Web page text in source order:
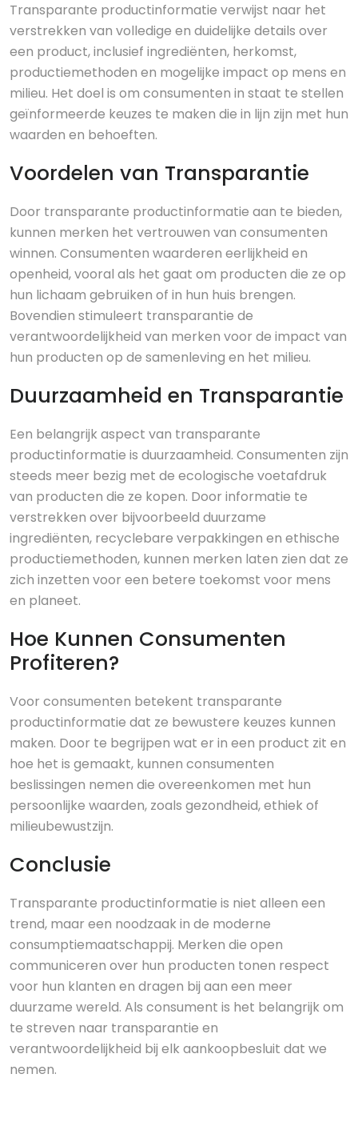
Transparante productinformatie verwijst naar het
verstrekken van volledige en duidelijke details over
een product, inclusief ingrediënten, herkomst,
productiemethoden en mogelijke impact op mens en
milieu. Het doel is om consumenten in staat te stellen
geïnformeerde keuzes te maken die in lijn zijn met hun
waarden en behoeften.
Voordelen van Transparantie
Door transparante productinformatie aan te bieden,
kunnen merken het vertrouwen van consumenten
winnen. Consumenten waarderen eerlijkheid en
openheid, vooral als het gaat om producten die ze op
hun lichaam gebruiken of in hun huis brengen.
Bovendien stimuleert transparantie de
verantwoordelijkheid van merken voor de impact van
hun producten op de samenleving en het milieu.
Duurzaamheid en Transparantie
Een belangrijk aspect van transparante
productinformatie is duurzaamheid. Consumenten zijn
steeds meer bezig met de ecologische voetafdruk
van producten die ze kopen. Door informatie te
verstrekken over bijvoorbeeld duurzame
ingrediënten, recyclebare verpakkingen en ethische
productiemethoden, kunnen merken laten zien dat ze
zich inzetten voor een betere toekomst voor mens
en planeet.
Hoe Kunnen Consumenten
Profiteren?
Voor consumenten betekent transparante
productinformatie dat ze bewustere keuzes kunnen
maken. Door te begrijpen wat er in een product zit en
hoe het is gemaakt, kunnen consumenten
beslissingen nemen die overeenkomen met hun
persoonlijke waarden, zoals gezondheid, ethiek of
milieubewustzijn.
Conclusie
Transparante productinformatie is niet alleen een
trend, maar een noodzaak in de moderne
consumptiemaatschappij. Merken die open
communiceren over hun producten tonen respect
voor hun klanten en dragen bij aan een meer
duurzame wereld. Als consument is het belangrijk om
te streven naar transparantie en
verantwoordelijkheid bij elk aankoopbesluit dat we
nemen.